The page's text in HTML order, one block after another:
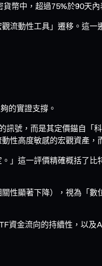
中，超過75%於90天內
流動性工具」遷移。這
的實證支撐。
號，而是其定價錨自「
性高度敏感的宏觀資產，
」這一評價精確概括了
性顯著下降），視為「
金流向的持續性，以及